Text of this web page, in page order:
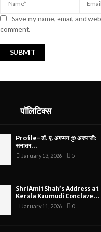
Save my name, email, and
comment.
पॉलिटिक्स
Profile- डॉ. ए. अंगप्पन @ अरुण जी:
सनातन...
January 13, 2026 5
Shri Amit Shah’s Address at
Kerala Kaumudi Conclave...
January 11, 2026 0